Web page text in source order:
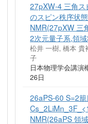
27pXW-4 三角ス
のスピン秩序状
NMR(27pXW 三
2次元量子系,領
松井 一樹, 橋本 貴
子
日本物理学会講演
26日
26aPS-60 S=2
NMR(26aPS 領